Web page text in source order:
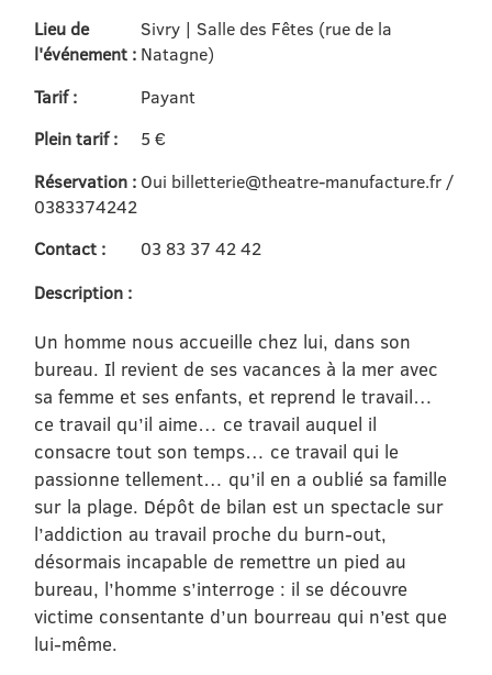
Lieu de
l'événement :
Sivry | Salle des Fêtes (rue de la
Natagne)
Tarif :
Payant
Plein tarif :
5 €
Réservation : Oui billetterie@theatre-manufacture.fr /
0383374242
Contact :
03 83 37 42 42
Description :
Un homme nous accueille chez lui, dans son
bureau. Il revient de ses vacances à la mer avec
sa femme et ses enfants, et reprend le travail…
ce travail qu’il aime… ce travail auquel il
consacre tout son temps… ce travail qui le
passionne tellement… qu’il en a oublié sa famille
sur la plage. Dépôt de bilan est un spectacle sur
l’addiction au travail proche du burn-out,
désormais incapable de remettre un pied au
bureau, l’homme s’interroge : il se découvre
victime consentante d’un bourreau qui n’est que
lui-même.